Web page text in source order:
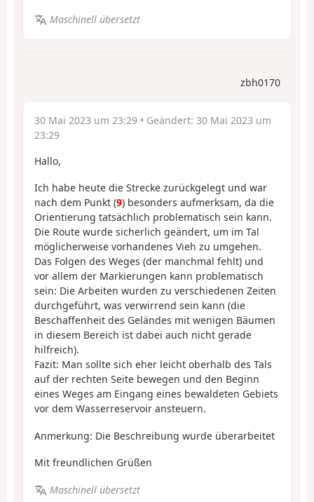
Maschinell übersetzt
zbh0170
30 Mai 2023 um 23:29 • Geändert: 30 Mai 2023 um
23:29
Hallo,
Ich habe heute die Strecke zurückgelegt und war
nach dem Punkt (9) besonders aufmerksam, da die
Orientierung tatsächlich problematisch sein kann.
Die Route wurde sicherlich geändert, um im Tal
möglicherweise vorhandenes Vieh zu umgehen.
Das Folgen des Weges (der manchmal fehlt) und
vor allem der Markierungen kann problematisch
sein: Die Arbeiten wurden zu verschiedenen Zeiten
durchgeführt, was verwirrend sein kann (die
Beschaffenheit des Geländes mit wenigen Bäumen
in diesem Bereich ist dabei auch nicht gerade
hilfreich).
Fazit: Man sollte sich eher leicht oberhalb des Tals
auf der rechten Seite bewegen und den Beginn
eines Weges am Eingang eines bewaldeten Gebiets
vor dem Wasserreservoir ansteuern.
Anmerkung: Die Beschreibung wurde überarbeitet
Mit freundlichen Grüßen
Maschinell übersetzt